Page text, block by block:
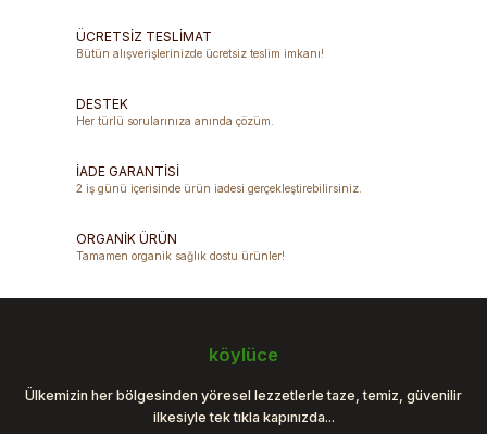
Ürün açıklamasında eksik bilgiler bulunuyor.
Ürün fiyatı diğer sitelerden daha pahalı.
Bu ürüne benzer farklı alternatifler olmalı.
ÜCRETSİZ TESLİMAT
Bütün alışverişlerinizde ücretsiz teslim imkanı!
DESTEK
Her türlü sorularınıza anında çözüm.
İADE GARANTİSİ
2 iş günü içerisinde ürün iadesi gerçekleştirebilirsiniz.
ORGANİK ÜRÜN
Tamamen organik sağlık dostu ürünler!
köylüce
Ülkemizin her bölgesinden yöresel lezzetlerle taze, temiz, güvenilir
ilkesiyle tek tıkla kapınızda...